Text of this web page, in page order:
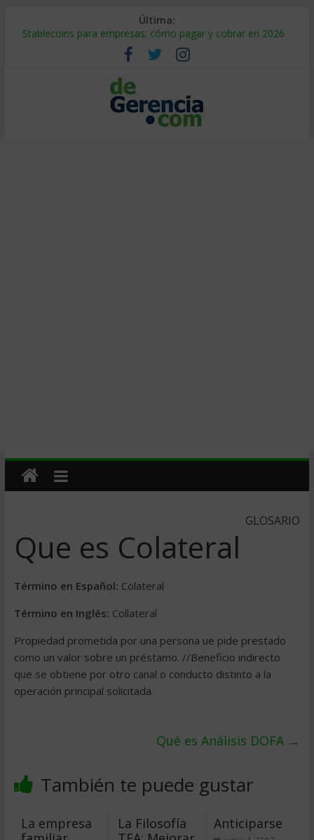
Última:
Stablecoins para empresas: cómo pagar y cobrar en 2026
Despido silencioso: qué es y por qué sale tan caro
IA en selección de personal: cómo auditarla a tiempo
Trabajo forzoso en la cadena de suministro: qué hacer
Mercado hispano de EE. UU.: cómo segmentarlo y venderle
GLOSARIO
Que es Colateral
Término en Español: Colateral
Término en Inglés: Collateral
Propiedad prometida por una persona ue pide prestado
como un valor sobre un préstamo. //Beneficio indirecto
que se obtiene por otro canal o conducto distinto a la
operación principal solicitada.
Qué es Análisis DOFA →
También te puede gustar
La empresa
La Filosofía
Anticiparse